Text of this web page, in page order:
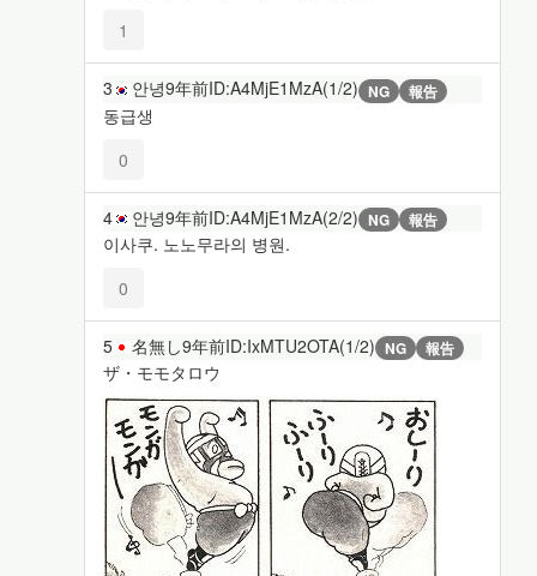
1
3 안녕9年前ID:A4MjE1MzA(1/2) NG 報告
동급생
0
4 안녕9年前ID:A4MjE1MzA(2/2) NG 報告
이사쿠. 노노무라의 병원.
0
5 名無し9年前ID:IxMTU2OTA(1/2) NG 報告
ザ・モモタロウ